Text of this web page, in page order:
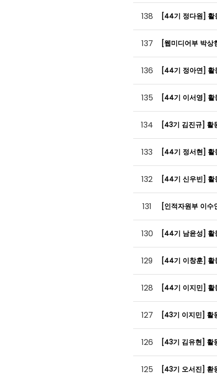
138 [44기 정다원]
137 [웹미디어부 박
136 [44기 정아연]
135 [44기 이서영]
134 [43기 김진규] 활
133 [44기 정서현]
132 [44기 신우빈]
131 [인적자원부 이
130 [44기 남윤성]
129 [44기 이창훈]
128 [44기 이지민]
127 [43기 이지민] 활
126 [43기 김유현] 활
125 [43기 오서진] 홛